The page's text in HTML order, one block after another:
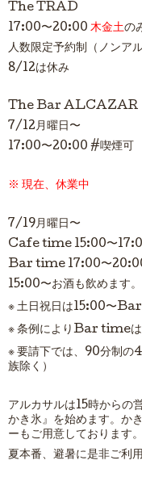
The TRAD
17:00〜20:00 木金土の
人数限定予約制（ノンアル
8/12は休み
The Bar ALCAZAR
7/12月曜日〜
17:00〜20:00 #喫煙可
※ 現在、休業中
7/19月曜日〜
Cafe time 15:00〜
Bar time 17:00〜
15:00〜お酒も飲めます。
※土日祝日は15:00〜
※条例によりBar timeは
※要請下では、 90分制の4
族除く）
アルカサルは15時からの
かき氷』を始めます。か
ーもご用意しております。
夏本番、避暑に是非ご利